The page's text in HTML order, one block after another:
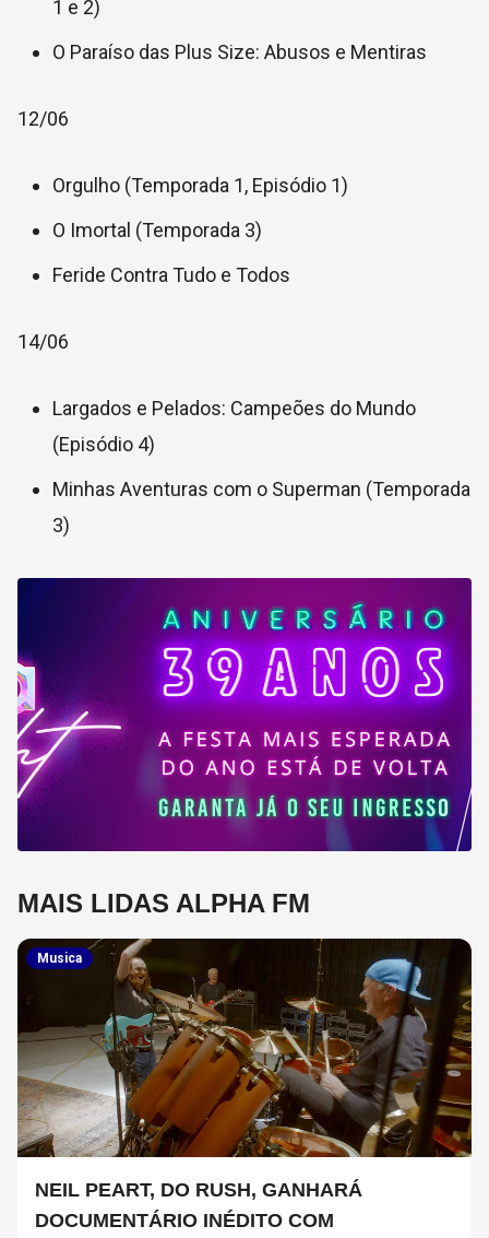
1 e 2)
O Paraíso das Plus Size: Abusos e Mentiras
12/06
Orgulho (Temporada 1, Episódio 1)
O Imortal (Temporada 3)
Feride Contra Tudo e Todos
14/06
Largados e Pelados: Campeões do Mundo
(Episódio 4)
Minhas Aventuras com o Superman (Temporada
3)
MAIS LIDAS ALPHA FM
Musica
NEIL PEART, DO RUSH, GANHARÁ
DOCUMENTÁRIO INÉDITO COM